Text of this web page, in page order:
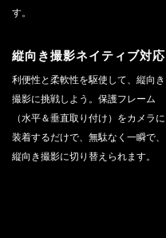
す。
縦向き撮影ネイティブ対応
利便性と柔軟性を駆使して、縦向き
撮影に挑戦しよう。保護フレーム
（水平＆垂直取り付け）をカメラに
装着するだけで、無駄なく一瞬で、
縦向き撮影に切り替えられます。